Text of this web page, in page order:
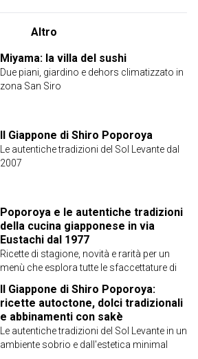
Altro
Miyama: la villa del sushi
Due piani, giardino e dehors climatizzato in
zona San Siro
Il Giappone di Shiro Poporoya
Le autentiche tradizioni del Sol Levante dal
2007
Poporoya e le autentiche tradizioni
della cucina giapponese in via
Eustachi dal 1977
Ricette di stagione, novità e rarità per un
menù che esplora tutte le sfaccettature di
Il Giappone di Shiro Poporoya:
ricette autoctone, dolci tradizionali
e abbinamenti con sakè
Le autentiche tradizioni del Sol Levante in un
ambiente sobrio e dall'estetica minimal